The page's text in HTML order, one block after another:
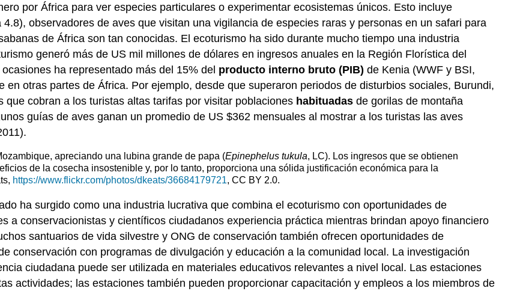
por África para ver especies particulares o experimentar ecosistemas únicos. Esto incluye
observadores de aves que visitan una vigilancia de especies raras y personas en un safari para
de África son tan conocidas. El ecoturismo ha sido durante mucho tiempo una industria
generó más de US mil millones de dólares en ingresos anuales en la Región Florística del
ha representado más del 15% del producto interno bruto (PIB) de Kenia (WWF y BSI,
otras partes de África. Por ejemplo, desde que superaron periodos de disturbios sociales, Burundi,
cobran a los turistas altas tarifas por visitar poblaciones habituadas de gorilas de montaña
guías de aves ganan un promedio de US $362 mensuales al mostrar a los turistas las aves
apreciando una lubina grande de papa (Epinephelus tukula, LC). Los ingresos que se obtienen
de la cosecha insostenible y, por lo tanto, proporciona una sólida justificación económica para la
https://www.flickr.com/photos/dkeats/36684179721, CC BY 2.0.
ha surgido como una industria lucrativa que combina el ecoturismo con oportunidades de
a conservacionistas y científicos ciudadanos experiencia práctica mientras brindan apoyo financiero
santuarios de vida silvestre y ONG de conservación también ofrecen oportunidades de
conservación con programas de divulgación y educación a la comunidad local. La investigación
ciudadana puede ser utilizada en materiales educativos relevantes a nivel local. Las estaciones
actividades; las estaciones también pueden proporcionar capacitación y empleos a los miembros de